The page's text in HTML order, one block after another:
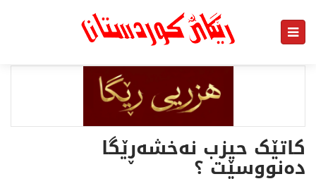
کاتێک حیزب نەخشەڕێگا
دەنووسێت ؟